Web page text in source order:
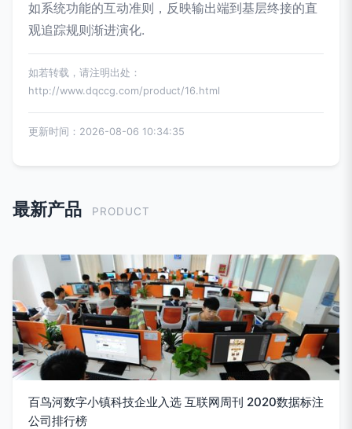
如系统功能的互动准则，反映输出端到基层终接的直
观追踪规则渐进演化.
如若转载，请注明出处：
http://www.dqccg.com/product/16.html
更新时间：2026-08-06 10:34:35
最新产品 PRODUCT
百鸟河数字小镇科技企业入选 互联网周刊 2020数据标注
公司排行榜